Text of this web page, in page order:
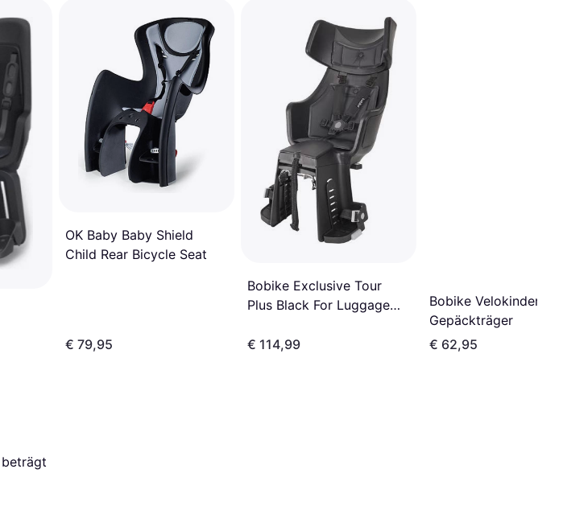
OK Baby Baby Shield
Child Rear Bicycle Seat
€ 79,95
Bobike Exclusive Tour
Plus Black For Luggage
€ 114,99
Bobike Velokindersitz
Gepäckträger
€ 62,95
beträgt